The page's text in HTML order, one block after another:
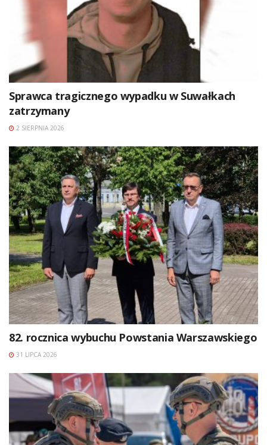
Sprawca tragicznego wypadku w Suwałkach
zatrzymany
2 SIERPNIA 2026
82. rocznica wybuchu Powstania Warszawskiego
31 LIPCA 2026